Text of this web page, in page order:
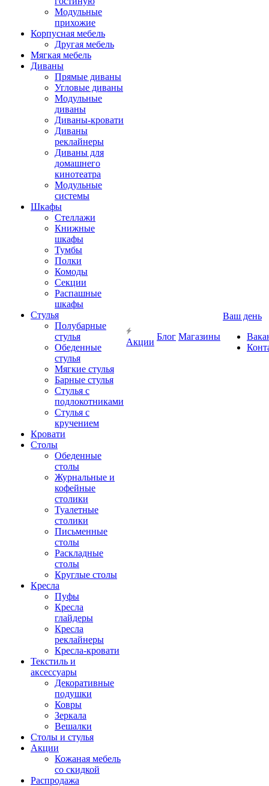
Модульные
прихожие
Корпусная мебель
Другая мебель
Мягкая мебель
Диваны
Прямые диваны
Угловые диваны
Модульные
диваны
Диваны-кровати
Диваны
реклайнеры
Диваны для
домашнего
кинотеатра
Модульные
системы
Шкафы
Стеллажи
Книжные
шкафы
Тумбы
Полки
Комоды
Секции
Распашные
шкафы
Стулья
Полубарные
стулья
Обеденные
стулья
Мягкие стулья
Барные стулья
Стулья с
подлокотниками
Стулья с
кручением
Кровати
Столы
Обеденные
столы
Журнальные и
кофейные
столики
Туалетные
столики
Письменные
столы
Раскладные
столы
Круглые столы
Кресла
Пуфы
Кресла
глайдеры
Кресла
реклайнеры
Кресла-кровати
Текстиль и
аксессуары
Декоративные
подушки
Ковры
Зеркала
Вешалки
Столы и стулья
Акции
Кожаная мебель
со скидкой
Распродажа
Акции
Блог Магазины
Ваш день